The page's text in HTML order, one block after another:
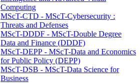
Computing
MScT-CTD - MScT-Cybersecurity :
Threats and Defenses
MScT-DDDF - MScT-Double Degree
Data and Finance (DDDF)
MScT-DEPP - MScT-Data and Economics
for Public Policy (DEPP)
MScT-DSB - MScT-Data Science for
Business